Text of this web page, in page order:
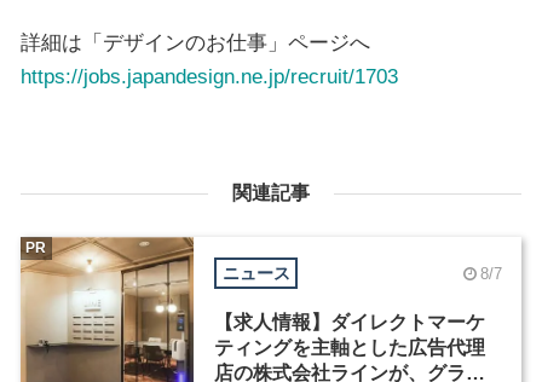
詳細は「デザインのお仕事」ページへ
https://jobs.japandesign.ne.jp/recruit/1703
関連記事
ニュース 8/7
【求人情報】ダイレクトマーケ
ティングを主軸とした広告代理
店の株式会社ラインが、グラフ
PR